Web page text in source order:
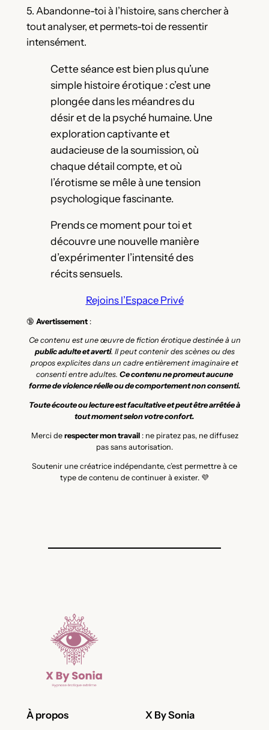
5. Abandonne-toi à l’histoire, sans chercher à
tout analyser, et permets-toi de ressentir
intensément.
Cette séance est bien plus qu’une
simple histoire érotique : c’est une
plongée dans les méandres du
désir et de la psyché humaine. Une
exploration captivante et
audacieuse de la soumission, où
chaque détail compte, et où
l’érotisme se mêle à une tension
psychologique fascinante.
Prends ce moment pour toi et
découvre une nouvelle manière
d’expérimenter l’intensité des
récits sensuels.
Rejoins l’Espace Privé
🔞 Avertissement:
Ce contenu est une œuvre de fiction érotique destinée à un
public adulte et averti. Il peut contenir des scènes ou des
propos explicites dans un cadre entièrement imaginaire et
consenti entre adultes. Ce contenu ne promeut aucune
forme de violence réelle ou de comportement non consenti.
Toute écoute ou lecture est facultative et peut être arrêtée à
tout moment selon votre confort.
Merci de respecter mon travail: ne piratez pas, ne diffusez
pas sans autorisation.
Soutenir une créatrice indépendante, c’est permettre à ce
type de contenu de continuer à exister. 💜
À propos X By Sonia